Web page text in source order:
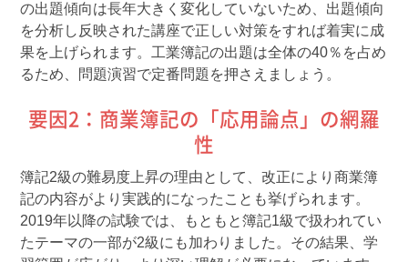
の出題傾向は長年大きく変化していないため、出題傾向
を分析し反映された講座で正しい対策をすれば着実に成
果を上げられます。工業簿記の出題は全体の40％を占め
るため、問題演習で定番問題を押さえましょう。
要因2：商業簿記の「応用論点」の網羅
性
簿記2級の難易度上昇の理由として、改正により商業簿
記の内容がより実践的になったことも挙げられます。
2019年以降の試験では、もともと簿記1級で扱われてい
たテーマの一部が2級にも加わりました。その結果、学